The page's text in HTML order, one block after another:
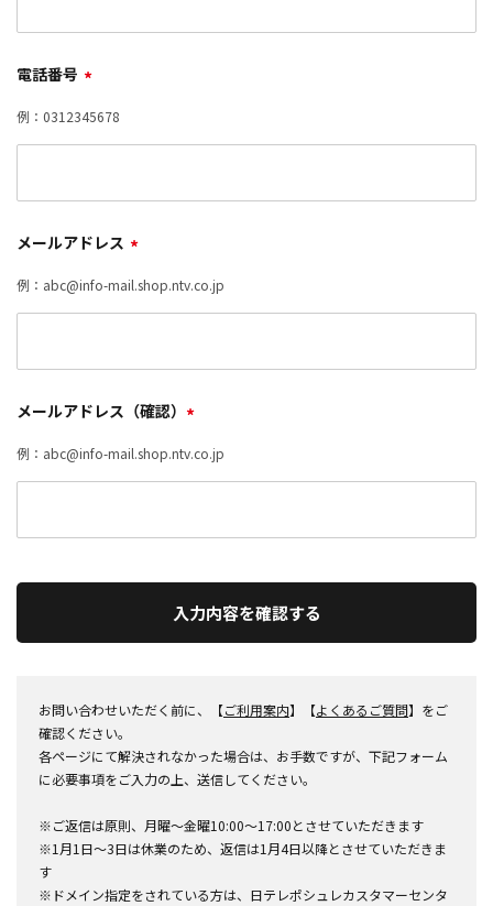
電話番号 *
例：0312345678
メールアドレス *
例：abc@info-mail.shop.ntv.co.jp
メールアドレス（確認） *
例：abc@info-mail.shop.ntv.co.jp
入力内容を確認する
お問い合わせいただく前に、【ご利用案内】【よくあるご質問】をご
確認ください。
各ページにて解決されなかった場合は、お手数ですが、下記フォーム
に必要事項をご入力の上、送信してください。
※ご返信は原則、月曜～金曜10:00～17:00とさせていただきます
※1月1日～3日は休業のため、返信は1月4日以降とさせていただきま
す
※ドメイン指定をされている方は、日テレポシュレカスタマーセンタ